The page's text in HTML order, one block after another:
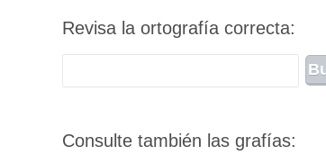
Revisa la ortografía correcta:
Consulte también las grafías: